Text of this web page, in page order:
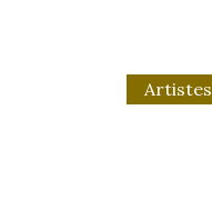
Artistes